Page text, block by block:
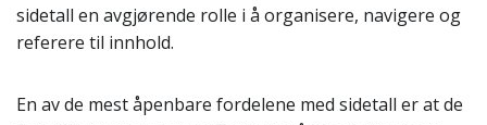
sidetall en avgjørende rolle i å organisere, navigere og
referere til innhold.
En av de mest åpenbare fordelene med sidetall er at de